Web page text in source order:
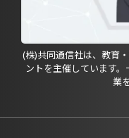
(株)共同通信社は、教育
ントを主催しています
業